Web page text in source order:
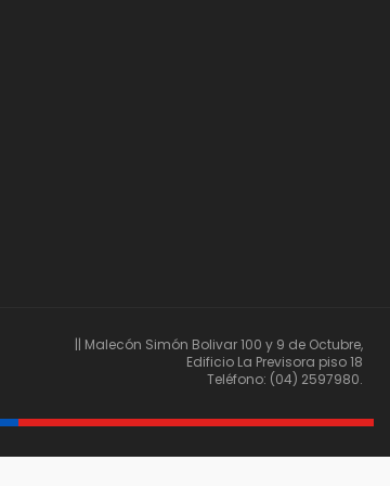
|| Malecón Simón Bolivar 100 y 9 de Octubre,
Edificio La Previsora piso 18
Teléfono: (04) 2597980.